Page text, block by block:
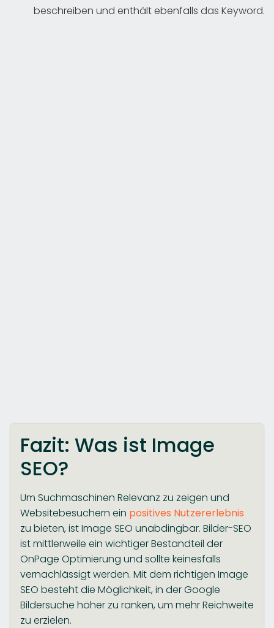
beschreiben und enthält ebenfalls das Keyword.
Fazit: Was ist Image
SEO?
Um Suchmaschinen Relevanz zu zeigen und
Websitebesuchern ein positives Nutzererlebnis
zu bieten, ist Image SEO unabdingbar. Bilder-SEO
ist mittlerweile ein wichtiger Bestandteil der
OnPage Optimierung und sollte keinesfalls
vernachlässigt werden. Mit dem richtigen Image
SEO besteht die Möglichkeit, in der Google
Bildersuche höher zu ranken, um mehr Reichweite
zu erzielen.